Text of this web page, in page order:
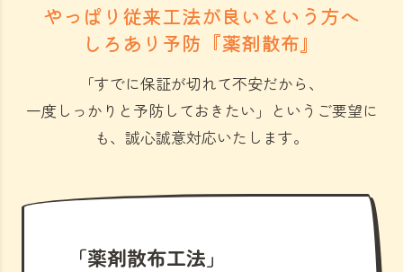
やっぱり従来工法が良いという方へ
しろあり予防『薬剤散布』
「すでに保証が切れて不安だから、
一度しっかりと予防しておきたい」 というご要望に
も、誠心誠意対応いたします。
「薬剤散布工法」